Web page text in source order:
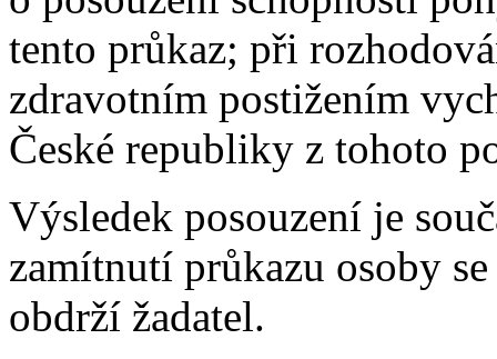
tento průkaz; při
zdravotním postižením
České republiky z tohoto
Výsledek posouzení je
zamítnutí průkazu osoby
obdrží žadatel.